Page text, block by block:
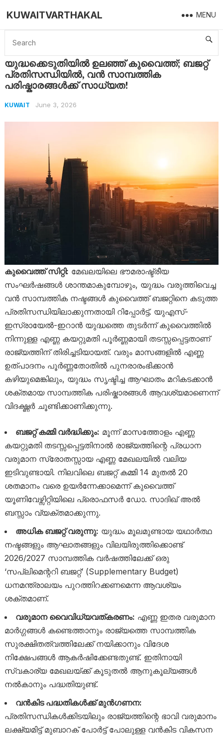
KUWAITVARTHAKAL MENU
Home Kuwait യുദ്ധക്കെടുതിയിൽ ഉലഞ്ഞ് കുവൈത്ത്; ബജറ്റ് പ്രതിസന്ധിയിൽ, വൻ സാമ്പത്തിക പരിഷ്കാരങ്ങൾക്ക് സാധ്യത!
യുദ്ധക്കെടുതിയിൽ ഉലഞ്ഞ് കുവൈത്ത്; ബജറ്റ്
പ്രതിസന്ധിയിൽ, വൻ സാമ്പത്തിക
പരിഷ്കാരങ്ങൾക്ക് സാധ്യത!
KUWAIT June 3, 2026
കുവൈത്ത് സിറ്റി: മേഖലയിലെ ഭൗമരാഷ്ട്രീയ
സംഘർഷങ്ങൾ ശാന്തമാകുമ്പോഴും, യുദ്ധം വരുത്തിവെച്ച
വൻ സാമ്പത്തിക നഷ്ടങ്ങൾ കുവൈത്ത് ബജറ്റിനെ കടുത്ത
പ്രതിസന്ധിയിലാക്കുന്നതായി റിപ്പോർട്ട്.യുഎസ്-
ഇസ്രായേൽ-ഇറാൻ യുദ്ധത്തെ തുടർന്ന് കുവൈത്തിൽ
നിന്നുള്ള എണ്ണ കയറ്റുമതി പൂർണ്ണമായി തടസ്സപ്പെട്ടതാണ്
രാജ്യത്തിന് തിരിച്ചടിയായത്. വരും മാസങ്ങളിൽ എണ്ണ
ഉത്പാദനം പൂർണ്ണതോതിൽ പുനരാരംഭിക്കാൻ
കഴിയുമെങ്കിലും, യുദ്ധം സൃഷ്ടിച്ച ആഘാതം മറികടക്കാൻ
ശക്തമായ സാമ്പത്തിക പരിഷ്കാരങ്ങൾ ആവശ്യമാണെന്ന്
വിദഗ്ദ്ധർ ചൂണ്ടിക്കാണിക്കുന്നു.
ബജറ്റ് കമ്മി വർദ്ധിക്കും: മൂന്ന് മാസത്തോളം എണ്ണ
കയറ്റുമതി തടസ്സപ്പെട്ടതിനാൽ രാജ്യത്തിന്റെ പ്രധാന
വരുമാന സ്രോതസ്സായ എണ്ണ മേഖലയിൽ വലിയ
ഇടിവുണ്ടായി. നിലവിലെ ബജറ്റ് കമ്മി 14 മുതൽ 20
ശതമാനം വരെ ഉയർന്നേക്കാമെന്ന് കുവൈത്ത്
യൂണിവേഴ്സിറ്റിയിലെ പ്രൊഫസർ ഡോ. സാദിഖ് അൽ
ബസ്സാം വ്യക്തമാക്കുന്നു.
അധിക ബജറ്റ് വരുന്നു: യുദ്ധം മൂലമുണ്ടായ യഥാർത്ഥ
നഷ്ടങ്ങളും ആഘാതങ്ങളും വിലയിരുത്തിക്കൊണ്ട്
2026/2027 സാമ്പത്തിക വർഷത്തിലേക്ക് ഒരു
‘സപ്ലിമെന്ററി ബജറ്റ്’ (Supplementary Budget)
ധനമന്ത്രാലയം പുറത്തിറക്കണമെന്ന ആവശ്യം
ശക്തമാണ്.
വരുമാന വൈവിധ്യവത്കരണം: എണ്ണ ഇതര വരുമാന
മാർഗ്ഗങ്ങൾ കണ്ടെത്താനും രാജ്യത്തെ സാമ്പത്തിക
സുരക്ഷിതത്വത്തിലേക്ക് നയിക്കാനും വിദേശ
നിക്ഷേപങ്ങൾ ആകർഷിക്കേണ്ടതുണ്ട്. ഇതിനായി
സ്വകാര്യ മേഖലയ്ക്ക് കൂടുതൽ ആനുകൂല്യങ്ങൾ
നൽകാനും പദ്ധതിയുണ്ട്.
വൻകിട പദ്ധതികൾക്ക് മുൻഗണന:
പ്രതിസന്ധികൾക്കിടയിലും രാജ്യത്തിന്റെ ഭാവി വരുമാനം
ലക്ഷ്യമിട്ട് മുബാറക് പോർട്ട് പോലുള്ള വൻകിട വികസന